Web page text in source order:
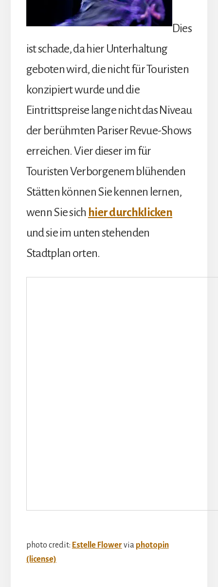
Dies
ist schade, da hier Unterhaltung
geboten wird, die nicht für Touristen
konzipiert wurde und die
Eintrittspreise lange nicht das Niveau
der berühmten Pariser Revue-Shows
erreichen. Vier dieser im für
Touristen Verborgenem blühenden
Stätten können Sie kennen lernen,
wenn Sie sich hier durchklicken
und sie im unten stehenden
Stadtplan orten.
photo credit: Estelle Flower via photopin
(license)